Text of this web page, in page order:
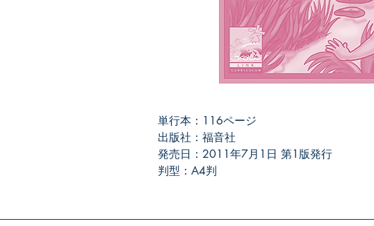
単行本：116ページ
出版社：福音社
発売日：2011年7月1日 第1版発行
判型：A4判